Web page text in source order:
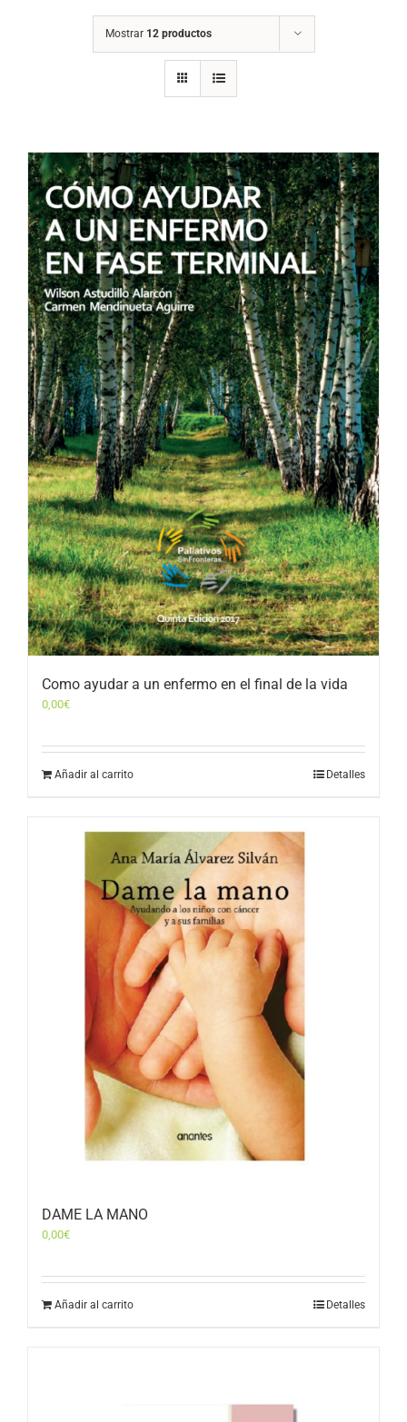
Mostrar 12 productos
Como ayudar a un enfermo en el final de la vida
0,00€
Añadir al carrito Detalles
DAME LA MANO
0,00€
Añadir al carrito Detalles